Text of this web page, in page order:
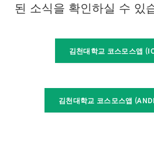
된 소식을 확인하실 수 있
김천대학교 코스모스앱
김천대학교 코스모스앱